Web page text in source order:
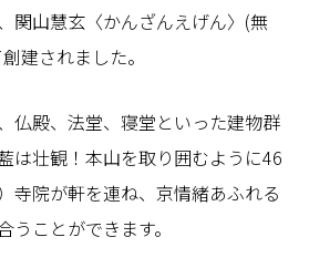
関山慧玄〈かんざんえげん〉(無
建されました。
仏殿、法堂、寝堂といった建物群
は壮観！本山を取り囲むように46
寺院が軒を連ね、京情緒あふれる
ことができます。